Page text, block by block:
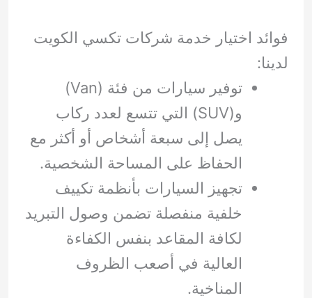
فوائد اختيار خدمة شركات تكسي الكويت
لدينا:
توفير سيارات من فئة (Van)
و(SUV) التي تتسع لعدد ركاب
يصل إلى سبعة أشخاص أو أكثر مع
الحفاظ على المساحة الشخصية.
تجهيز السيارات بأنظمة تكييف
خلفية منفصلة تضمن وصول التبريد
لكافة المقاعد بنفس الكفاءة
العالية في أصعب الظروف
المناخية.